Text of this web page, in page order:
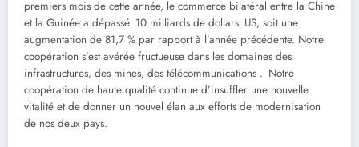
premiers mois de cette année, le commerce bilatéral entre la Chine
et la Guinée a dépassé 10 milliards de dollars US, soit une
augmentation de 81,7 % par rapport à l’année précédente. Notre
coopération s’est avérée fructueuse dans les domaines des
infrastructures, des mines, des télécommunications . Notre
coopération de haute qualité continue d’insuffler une nouvelle
vitalité et de donner un nouvel élan aux efforts de modernisation
de nos deux pays.